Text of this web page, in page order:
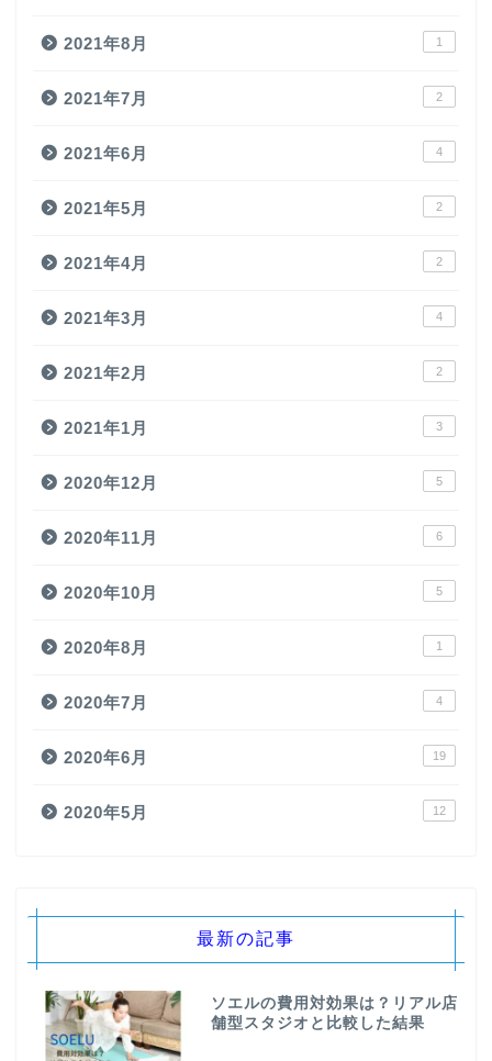
2021年8月 1
2021年7月 2
2021年6月 4
2021年5月 2
2021年4月 2
2021年3月 4
2021年2月 2
2021年1月 3
2020年12月 5
2020年11月 6
2020年10月 5
2020年8月 1
2020年7月 4
2020年6月 19
2020年5月 12
最新の記事
ソエルの費用対効果は？リアル店
舗型スタジオと比較した結果